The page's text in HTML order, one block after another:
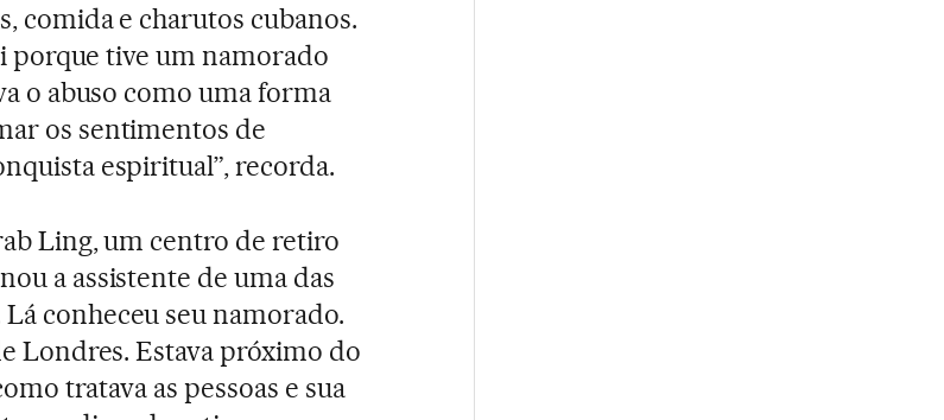
comida e charutos cubanos.
porque tive um namorado
o abuso como uma forma
os sentimentos de
espiritual”, recorda.
Ling, um centro de retiro
a assistente de uma das
conheceu seu namorado.
Londres. Estava próximo do
tratava as pessoas e sua